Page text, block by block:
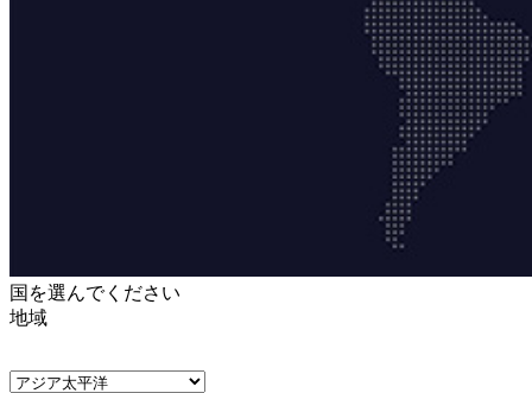
国を選んでください
地域